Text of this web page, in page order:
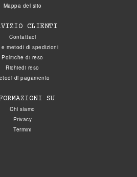
Mappa del sito
CLIENTI
Contattaci
e metodi di spedizioni
Politiche di reso
Richiedi reso
di pagamento
SU
Chi siamo
Privacy
Termini